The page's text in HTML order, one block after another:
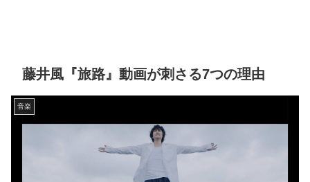
藤井風『旅路』動画が刺さる7つの理由
音楽